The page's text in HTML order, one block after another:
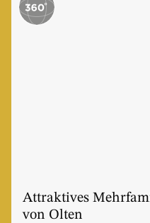
Attraktives
von Olten